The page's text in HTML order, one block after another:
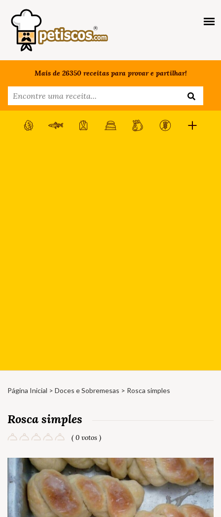
Mais de 26350 receitas para provar e partilhar!
Página Inicial > Doces e Sobremesas > Rosca simples
Rosca simples
( 0 votos )